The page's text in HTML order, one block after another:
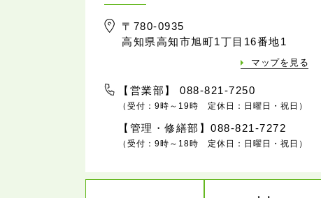
〒780-0935
高知県高知市旭町1丁目16番地1
マップを見る
【営業部】 088-821-7250
（受付：9時～19時 定休日：日曜日・祝日）
【管理・修繕部】088-821-7272
（受付：9時～18時 定休日：日曜日・祝日）